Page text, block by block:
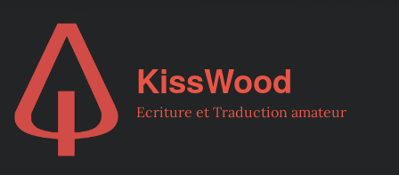
KissWood
Ecriture et Traduction amateur